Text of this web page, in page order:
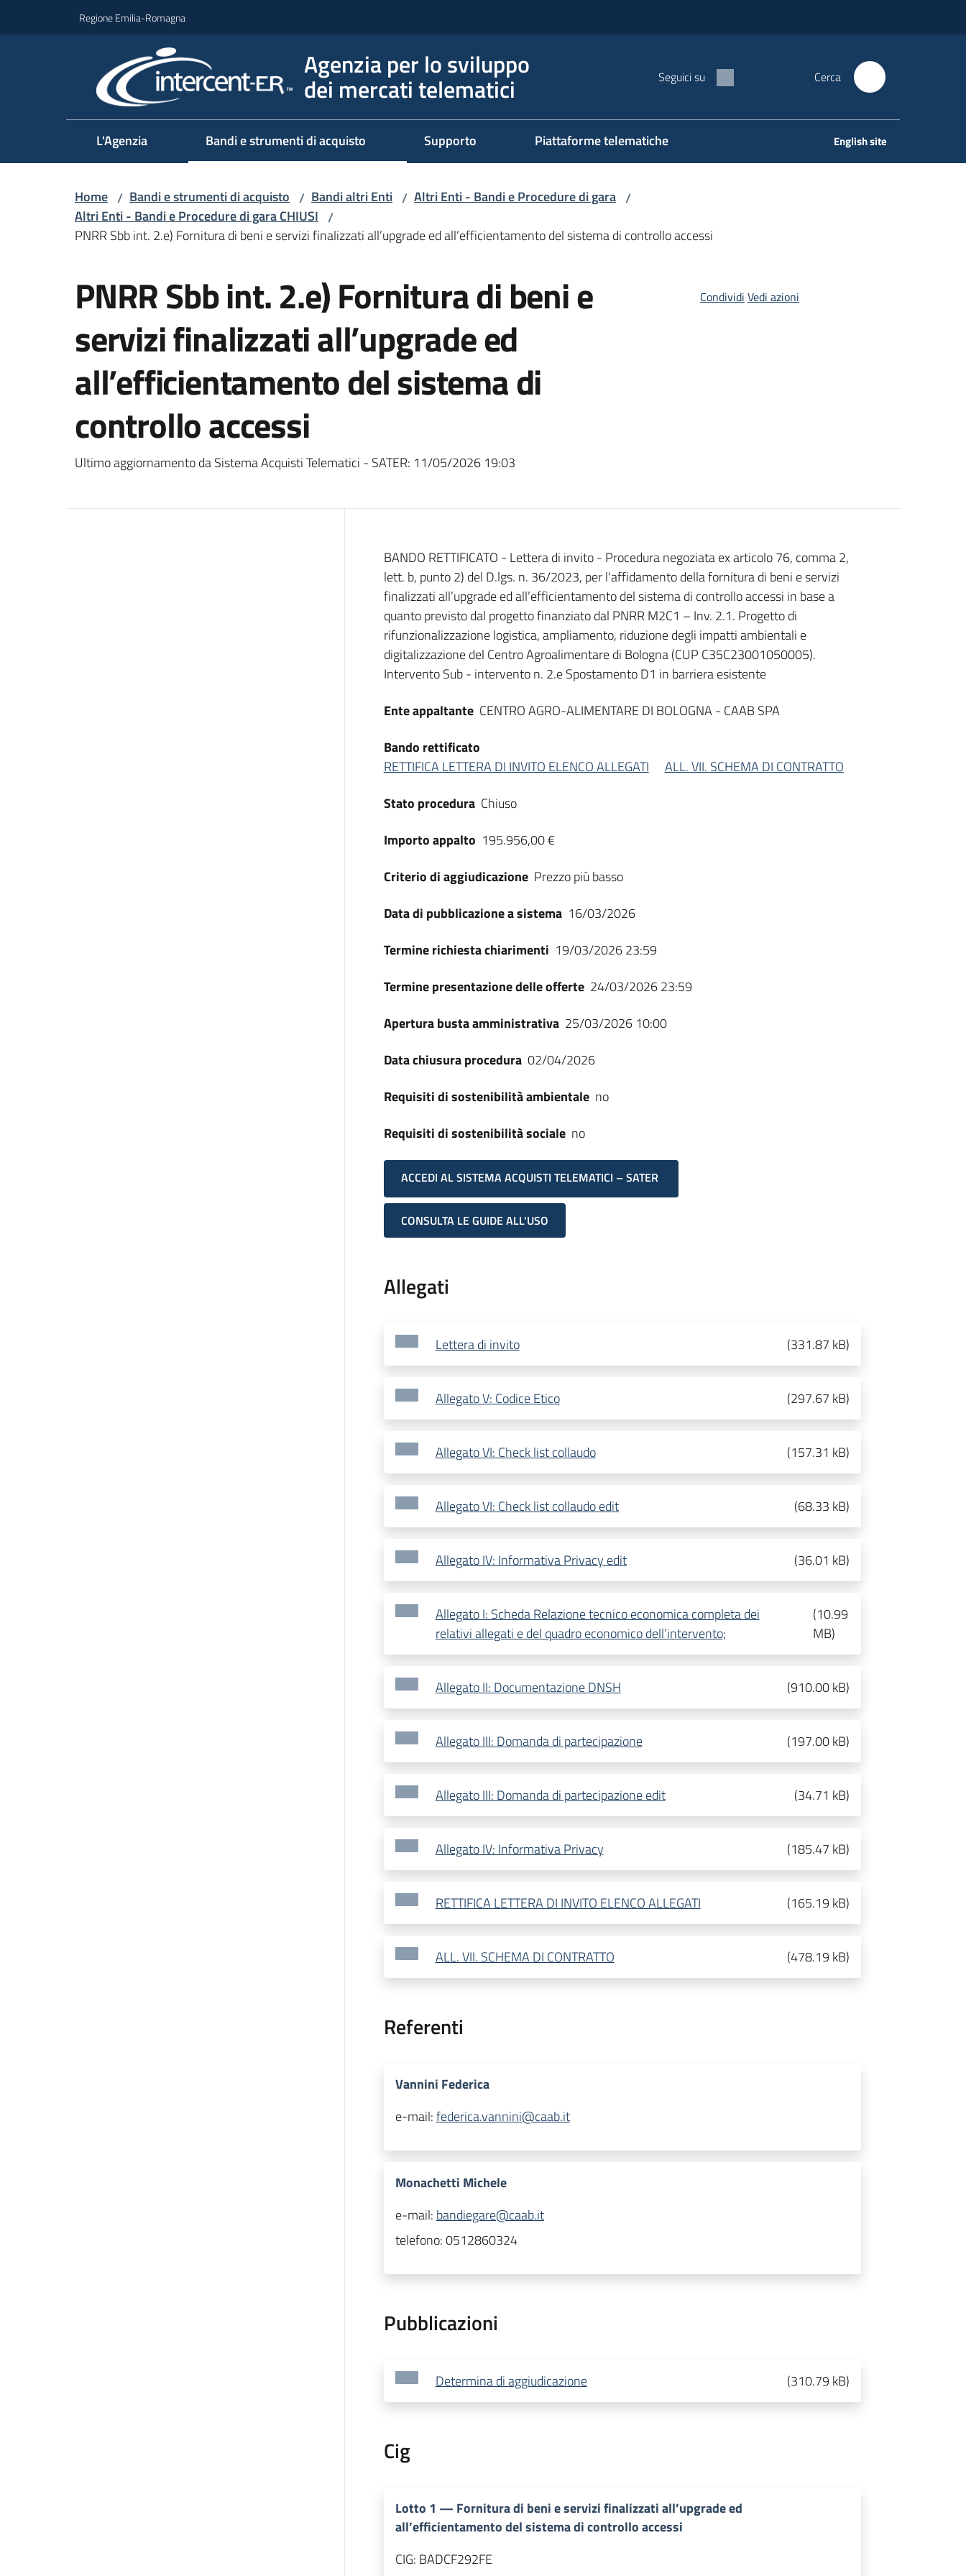
Regione Emilia-Romagna
Agenzia per lo sviluppo
dei mercati telematici Seguici su Cerca
L'Agenzia Bandi e strumenti di acquisto Supporto Piattaforme telematiche English site
Home / Bandi e strumenti di acquisto / Bandi altri Enti / Altri Enti - Bandi e Procedure di gara /
Altri Enti - Bandi e Procedure di gara CHIUSI /
PNRR Sbb int. 2.e) Fornitura di beni e servizi finalizzati all’upgrade ed all’efficientamento del sistema di controllo accessi
PNRR Sbb int. 2.e) Fornitura di beni e
servizi finalizzati all’upgrade ed
all’efficientamento del sistema di
controllo accessi
Ultimo aggiornamento da Sistema Acquisti Telematici - SATER: 11/05/2026 19:03
Condividi Vedi azioni
Dati del bando
BANDO RETTIFICATO - Lettera di invito - Procedura negoziata ex articolo 76, comma 2,
lett. b, punto 2) del D.lgs. n. 36/2023, per l'affidamento della fornitura di beni e servizi
finalizzati all’upgrade ed all’efficientamento del sistema di controllo accessi in base a
quanto previsto dal progetto finanziato dal PNRR M2C1 – Inv. 2.1. Progetto di
rifunzionalizzazione logistica, ampliamento, riduzione degli impatti ambientali e
digitalizzazione del Centro Agroalimentare di Bologna (CUP C35C23001050005).
Intervento Sub - intervento n. 2.e Spostamento D1 in barriera esistente
Ente appaltante CENTRO AGRO-ALIMENTARE DI BOLOGNA - CAAB SPA
Bando rettificato
RETTIFICA LETTERA DI INVITO ELENCO ALLEGATI
ALL. VII. SCHEMA DI CONTRATTO
Stato procedura Chiuso
Importo appalto 195.956,00 €
Criterio di aggiudicazione Prezzo più basso
Data di pubblicazione a sistema 16/03/2026
Termine richiesta chiarimenti 19/03/2026 23:59
Termine presentazione delle offerte 24/03/2026 23:59
Apertura busta amministrativa 25/03/2026 10:00
Data chiusura procedura 02/04/2026
Requisiti di sostenibilità ambientale no
Requisiti di sostenibilità sociale no
ACCEDI AL SISTEMA ACQUISTI TELEMATICI – SATER
CONSULTA LE GUIDE ALL'USO
Allegati
Lettera di invito (331.87 kB)
Allegato V: Codice Etico (297.67 kB)
Allegato VI: Check list collaudo (157.31 kB)
Allegato VI: Check list collaudo edit (68.33 kB)
Allegato IV: Informativa Privacy edit (36.01 kB)
Allegato I: Scheda Relazione tecnico economica completa dei
relativi allegati e del quadro economico dell’intervento;
(10.99
MB)
Allegato II: Documentazione DNSH (910.00 kB)
Allegato III: Domanda di partecipazione (197.00 kB)
Allegato III: Domanda di partecipazione edit (34.71 kB)
Allegato IV: Informativa Privacy (185.47 kB)
RETTIFICA LETTERA DI INVITO ELENCO ALLEGATI (165.19 kB)
ALL. VII. SCHEMA DI CONTRATTO (478.19 kB)
Referenti
Vannini Federica
e-mail:federica.vannini@caab.it
Monachetti Michele
e-mail: bandiegare@caab.it
telefono:0512860324
Pubblicazioni
Determina di aggiudicazione (310.79 kB)
Cig
Lotto 1 — Fornitura di beni e servizi finalizzati all’upgrade ed
all’efficientamento del sistema di controllo accessi
CIG: BADCF292FE